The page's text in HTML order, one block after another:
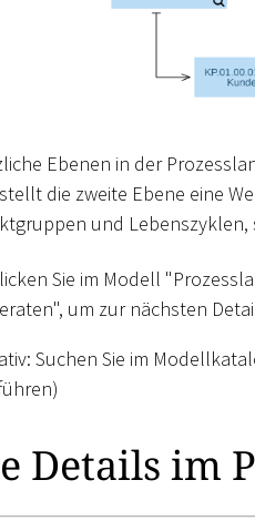
Ebenen in der
die zweite Ebene eine
und
Sie im Modell
um zur nächsten
Suchen Sie im
Details im